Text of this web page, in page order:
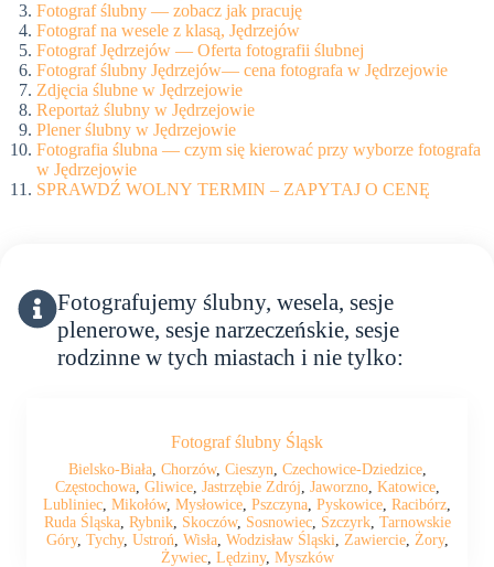
Fotograf ślubny — zobacz jak pracuję
Fotograf na wesele z klasą, Jędrzejów
Fotograf Jędrzejów — Oferta fotografii ślubnej
Fotograf ślubny Jędrzejów— cena fotografa w Jędrzejowie
Zdjęcia ślubne w Jędrzejowie
Reportaż ślubny w Jędrzejowie
Plener ślubny w Jędrzejowie
Fotografia ślubna — czym się kierować przy wyborze fotografa
w Jędrzejowie
SPRAWDŹ WOLNY TERMIN – ZAPYTAJ O CENĘ
Fotografujemy ślubny, wesela, sesje
plenerowe, sesje narzeczeńskie, sesje
rodzinne w tych miastach i nie tylko:
Fotograf ślubny Śląsk
Bielsko-Biała, Chorzów, Cieszyn, Czechowice-Dziedzice,
Częstochowa, Gliwice, Jastrzębie Zdrój, Jaworzno, Katowice,
Lubliniec, Mikołów, Mysłowice, Pszczyna, Pyskowice, Racibórz,
Ruda Śląska, Rybnik, Skoczów, Sosnowiec, Szczyrk, Tarnowskie
Góry, Tychy, Ustroń, Wisła, Wodzisław Śląski, Zawiercie, Żory,
Żywiec, Lędziny, Myszków